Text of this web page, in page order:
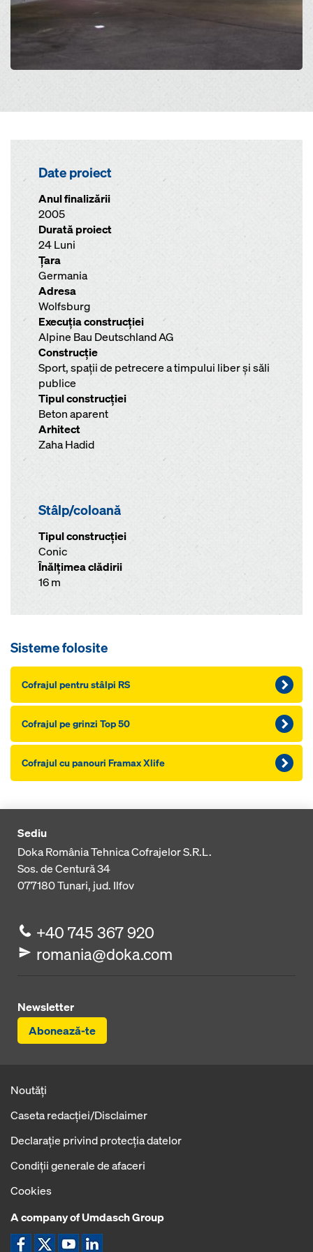
Date proiect
Anul finalizării
2005
Durată proiect
24 Luni
Ţara
Germania
Adresa
Wolfsburg
Execuţia construcţiei
Alpine Bau Deutschland AG
Construcţie
Sport, spaţii de petrecere a timpului liber şi săli
publice
Tipul construcţiei
Beton aparent
Arhitect
Zaha Hadid
Stâlp/coloană
Tipul construcției
Conic
Înălţimea clădirii
16 m
Sisteme folosite
Cofrajul pentru stâlpi RS
Cofrajul pe grinzi Top 50
Cofrajul cu panouri Framax Xlife
Sediu
Doka România Tehnica Cofrajelor S.R.L.
Sos. de Centură 34
077180Tunari, jud. Ilfov
+40 745 367 920
romania@doka.com
Newsletter
Abonează-te
Noutăți
Caseta redacţiei/Disclaimer
Declaraţie privind protecţia datelor
Condiţii generale de afaceri
Cookies
A company of Umdasch Group
Icoană Facebook
Icoană XIcoană YouTube
Icoană LinkedIn